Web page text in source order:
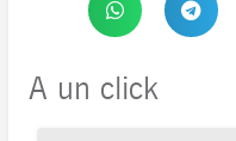
A un click